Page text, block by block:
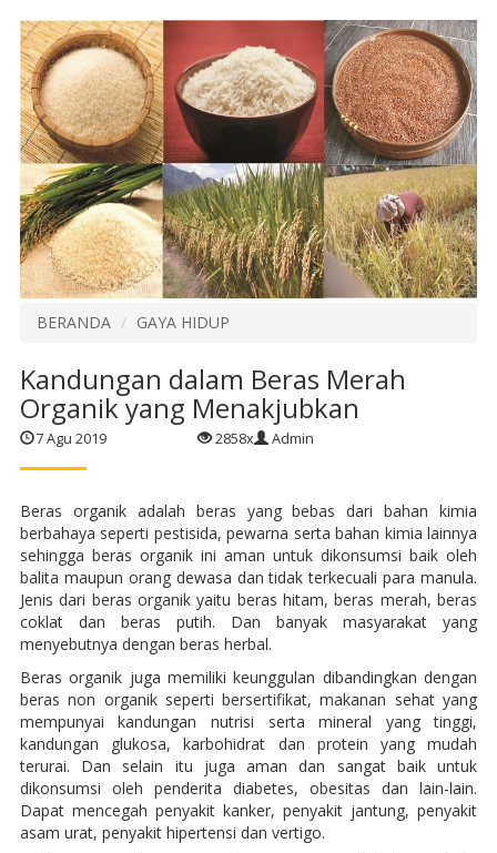
BERANDA GAYA HIDUP
Kandungan dalam Beras Merah
Organik yang Menakjubkan
7 Agu 2019 2858x Admin
Beras organik adalah beras yang bebas dari bahan kimia
berbahaya seperti pestisida, pewarna serta bahan kimia lainnya
sehingga beras organik ini aman untuk dikonsumsi baik oleh
balita maupun orang dewasa dan tidak terkecuali para manula.
Jenis dari beras organik yaitu beras hitam, beras merah, beras
coklat dan beras putih. Dan banyak masyarakat yang
menyebutnya dengan beras herbal.
Beras organik juga memiliki keunggulan dibandingkan dengan
beras non organik seperti bersertifikat, makanan sehat yang
mempunyai kandungan nutrisi serta mineral yang tinggi,
kandungan glukosa, karbohidrat dan protein yang mudah
terurai. Dan selain itu juga aman dan sangat baik untuk
dikonsumsi oleh penderita diabetes, obesitas dan lain-lain.
Dapat mencegah penyakit kanker, penyakit jantung, penyakit
asam urat, penyakit hipertensi dan vertigo.